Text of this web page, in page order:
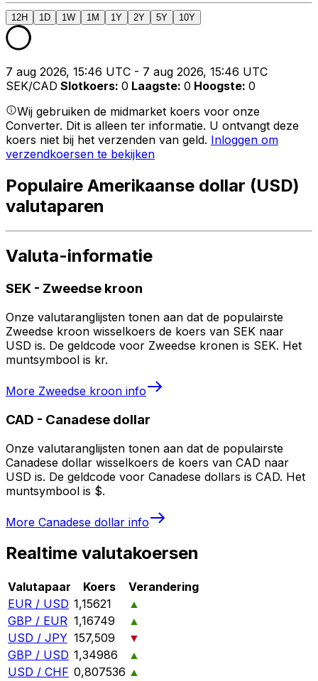
12H 1D 1W 1M 1Y 2Y 5Y 10Y
7 aug 2026, 15:46 UTC - 7 aug 2026, 15:46 UTC
SEK/CAD Slotkoers: 0 Laagste: 0 Hoogste: 0
Wij gebruiken de midmarket koers voor onze
Converter. Dit is alleen ter informatie. U ontvangt deze
koers niet bij het verzenden van geld. Inloggen om
verzendkoersen te bekijken
Populaire Amerikaanse dollar (USD)
valutaparen
Valuta-informatie
SEK - Zweedse kroon
Onze valutaranglijsten tonen aan dat de populairste
Zweedse kroon wisselkoers de koers van SEK naar
USD is. De geldcode voor Zweedse kronen is SEK. Het
muntsymbool is kr.
More Zweedse kroon info
CAD - Canadese dollar
Onze valutaranglijsten tonen aan dat de populairste
Canadese dollar wisselkoers de koers van CAD naar
USD is. De geldcode voor Canadese dollars is CAD. Het
muntsymbool is $.
More Canadese dollar info
Realtime valutakoersen
Valutapaar Koers
Verandering
EUR / USD 1,15621
▲
GBP / EUR 1,16749
▲
USD / JPY 157,509
▼
GBP / USD 1,34986
▲
USD / CHF 0,807536 ▲